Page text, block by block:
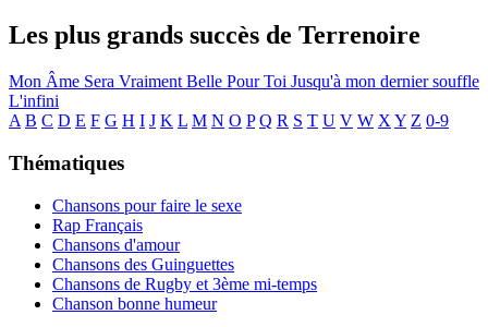
Les plus grands succès de Terrenoire
Mon Âme Sera Vraiment Belle Pour Toi Jusqu'à mon dernier souffle
L'infini
A B C D E F G H I J K L M N O P Q R S T U V W X Y Z 0-9
Thématiques
Chansons pour faire le sexe
Rap Français
Chansons d'amour
Chansons des Guinguettes
Chansons de Rugby et 3ème mi-temps
Chanson bonne humeur